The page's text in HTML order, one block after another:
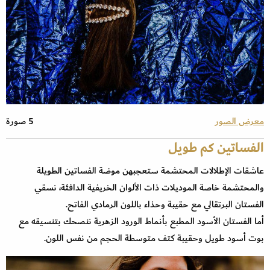
معرض الصور 5 صورة
الفساتين كم طويل
عاشقات الإطلالات المحتشمة ستعجبهن موضة الفساتين الطويلة
والمحتشمة خاصة الموديلات ذات الألوان الخريفية الدافئة، نسقي
الفستان البرتقالي مع حقيبة وحذاء باللون الرمادي الفاتح.
أما الفستان الأسود المطبع بأنماط الورود الزهرية ننصحك بتنسيقه مع
بوت أسود طويل وحقيبة كتف متوسطة الحجم من نفس اللون.